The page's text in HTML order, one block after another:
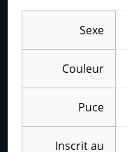
Sexe
Couleur
Puce
Inscrit au